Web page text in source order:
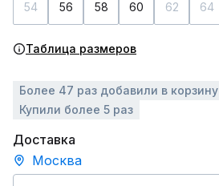
54 56 58 60 62 64
Таблица размеров
Более 47 раз добавили в корзину
Купили более 5 раз
Доставка
Москва